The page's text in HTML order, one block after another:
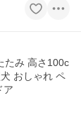
たみ 高さ100c
おしゃれ ペ
ア